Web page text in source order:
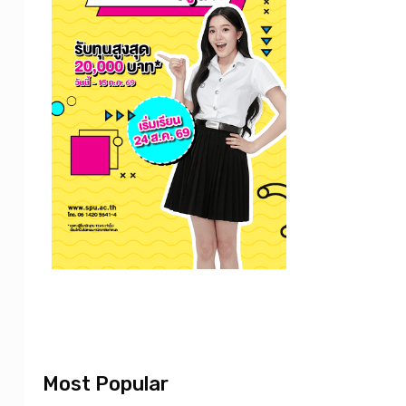
Most Popular